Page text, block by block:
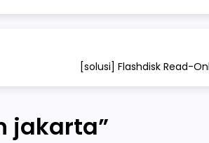
[solusi] Flashdisk Read-
jakarta”